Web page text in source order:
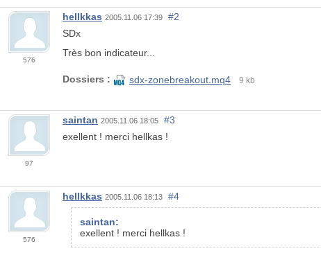
576
hellkkas 2005.11.06 17:39
#2
SDx
Très bon indicateur...
Dossiers : sdx-zonebreakout.mq4 9 kb
97
saintan 2005.11.06 18:05
#3
exellent ! merci hellkas !
576
hellkkas 2005.11.06 18:13 #4
saintan:
exellent ! merci hellkas !